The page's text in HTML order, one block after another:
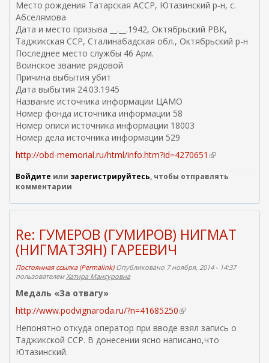
с
с
ы
л
Место рождения Татарская АССР, Ютазинский р-н, с.
Абселямова
Дата и место призыва __.__.1942, Октябрьский РВК,
Таджикская ССР, Сталинабадская обл., Октябрьский р-н
Последнее место службы 46 Арм.
Воинское звание рядовой
Причина выбытия убит
Дата выбытия 24.03.1945
Название источника информации ЦАМО
Номер фонда источника информации 58
Номер описи источника информации 18003
Номер дела источника информации 529
http://obd-memorial.ru/html/info.htm?id=4270651 (
н
ш
я
я
с
Войдите или зарегистрируйтесь, чтобы отправлять
комментарии
Re: ГУМЕРОВ (ГУМИРОВ) НИГМАТ
(НИГМАТЗЯН) ГАРЕЕВИЧ
Постоянная ссылка (Permalink)Опубликовано 7 ноября, 2014 - 14:37
пользователемХатира Мансуровна
Медаль «За отвагу»
http://www.podvignaroda.ru/?n=41685250(
н
е
Непонятно откуда оператор при вводе взял запись о
Таджикской ССР. В донесении ясно написано,что
Ютазинский.